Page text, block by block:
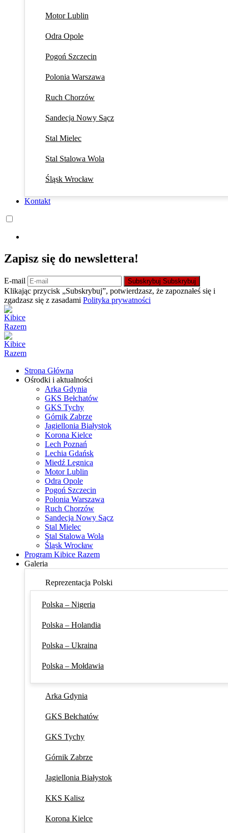
Motor Lublin
Odra Opole
Pogoń Szczecin
Polonia Warszawa
Ruch Chorzów
Sandecja Nowy Sącz
Stal Mielec
Stal Stalowa Wola
Śląsk Wrocław
Kontakt
Zapisz się do newslettera!
E-mail Subskrybuj Subskrybuj
Klikając przycisk „Subskrybuj”, potwierdzasz, że zapoznałeś się i
zgadzasz się z zasadami Polityka prywatności
Strona Główna
Ośrodki i aktualności
Arka Gdynia
GKS Bełchatów
GKS Tychy
Górnik Zabrze
Jagiellonia Białystok
Korona Kielce
Lech Poznań
Lechia Gdańsk
Miedź Legnica
Motor Lublin
Odra Opole
Pogoń Szczecin
Polonia Warszawa
Ruch Chorzów
Sandecja Nowy Sącz
Stal Mielec
Stal Stalowa Wola
Śląsk Wrocław
Program Kibice Razem
Galeria
Reprezentacja Polski
Polska – Nigeria
Polska – Holandia
Polska – Ukraina
Polska – Mołdawia
Arka Gdynia
GKS Bełchatów
GKS Tychy
Górnik Zabrze
Jagiellonia Białystok
KKS Kalisz
Korona Kielce